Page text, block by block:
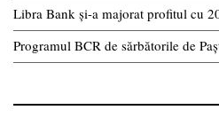
Libra Bank și-a majorat profitul cu
Programul BCR de sărbătorile de